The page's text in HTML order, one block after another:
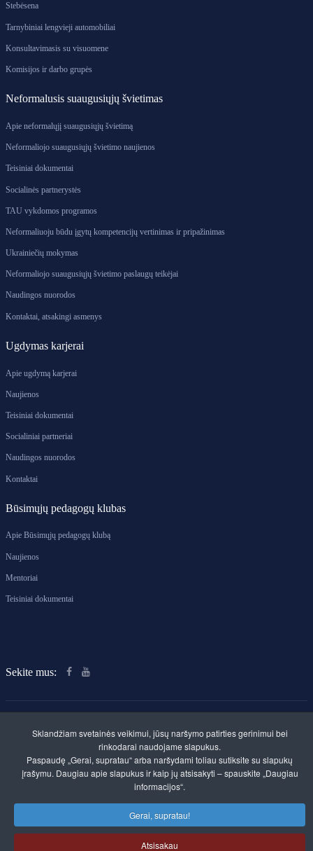
Sekite mus:
Klaipėdos rajono švietimo centras. Savivaldybės
biudžetinė įstaiga
Kvietinių g. 30, LT-96112 Gargždai
A.s. LT357300010095156911
Duomenys kaupiami ir saugomi Juridinių asmenų
registre
Stebėsena
Tarnybiniai lengvieji automobiliai
Konsultavimasis su visuomene
Komisijos ir darbo grupės
Neformalusis suaugusiųjų švietimas
Apie neformalųjį suaugusiųjų švietimą
Neformaliojo suaugusiųjų švietimo naujienos
Teisiniai dokumentai
Socialinės partnerystės
TAU vykdomos programos
Neformaliuoju būdu įgytų kompetencijų vertinimas ir pripažinimas
Ukrainiečių mokymas
Neformaliojo suaugusiųjų švietimo paslaugų teikėjai
Naudingos nuorodos
Kontaktai, atsakingi asmenys
Ugdymas karjerai
Apie ugdymą karjerai
Naujienos
Teisiniai dokumentai
Socialiniai partneriai
Naudingos nuorodos
Kontaktai
Būsimųjų pedagogų klubas
Apie Būsimųjų pedagogų klubą
Naujienos
Mentoriai
Teisiniai dokumentai
Sklandžiam svetainės veikimui, jūsų naršymo patirties gerinimui bei
rinkodarai naudojame slapukus.
Paspaudę „Gerai, supratau“ arba naršydami toliau sutiksite su slapukų
įrašymu. Daugiau apie slapukus ir kaip jų atsisakyti – spauskite „Daugiau
informacijos“.
Gerai, supratau!
Atsisakau